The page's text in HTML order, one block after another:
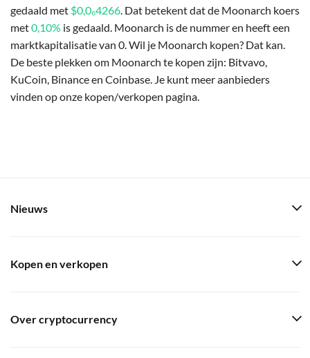
gedaald met $0,0₆4266. Dat betekent dat de Moonarch koers
met0,10% is gedaald. Moonarch is de nummer en heeft een
marktkapitalisatie van 0. Wil je Moonarch kopen? Dat kan.
De beste plekken om Moonarch te kopen zijn: Bitvavo,
KuCoin, Binance en Coinbase. Je kunt meer aanbieders
vinden op onze kopen/verkopen pagina.
Nieuws
Kopen en verkopen
Over cryptocurrency